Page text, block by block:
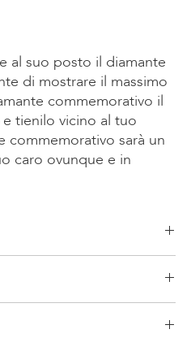
al suo posto il diamante
di mostrare il massimo
commemorativo il
tienilo vicino al tuo
sarà un
caro ovunque e in
che in spedizioni